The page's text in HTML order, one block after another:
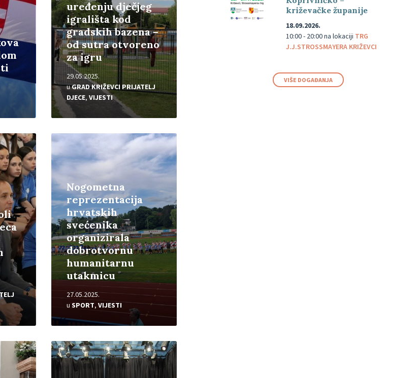
uređenju dječjeg
igrališta kod
gradskih bazena –
od sutra otvoreno
za igru
29.05.2025.
uGRAD KRIŽEVCI PRIJATELJ
DJECE, VIJESTI
Nogometna
reprezentacija
hrvatskih
svećenika
organizirala
dobrotvornu
humanitarnu
utakmicu
27.05.2025.
u SPORT, VIJESTI
Pročitajte
Pročitajte
više
križevačke županije
18.09.2026.
10:00 - 20:00na lokaciji TRG
J.J.STROSSMAYERA KRIŽEVCI
VIŠE DOGAĐANJA